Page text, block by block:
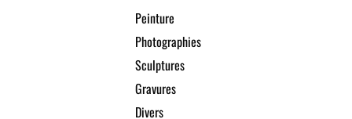
Peinture
Photographies
Sculptures
Gravures
Divers